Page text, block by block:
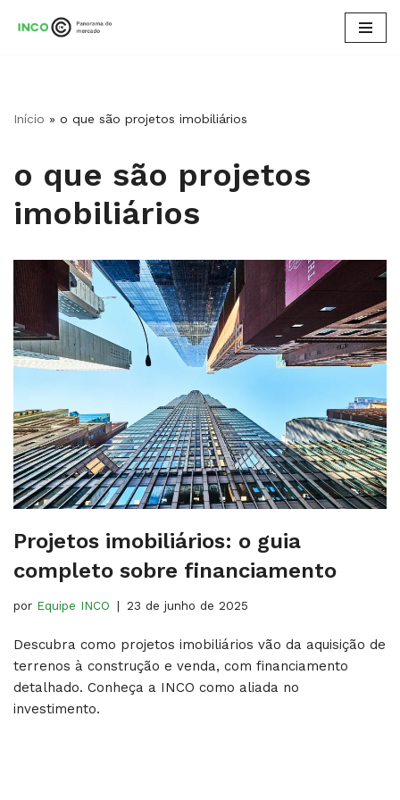
conteúdo
Início » o que são projetos imobiliários​
o que são projetos
imobiliários​
Projetos imobiliários​​: o guia
completo sobre financiamento
por Equipe INCO 23 de junho de 2025
Descubra como projetos imobiliários vão da aquisição de
terrenos à construção e venda, com financiamento
detalhado. Conheça a INCO como aliada no
investimento.